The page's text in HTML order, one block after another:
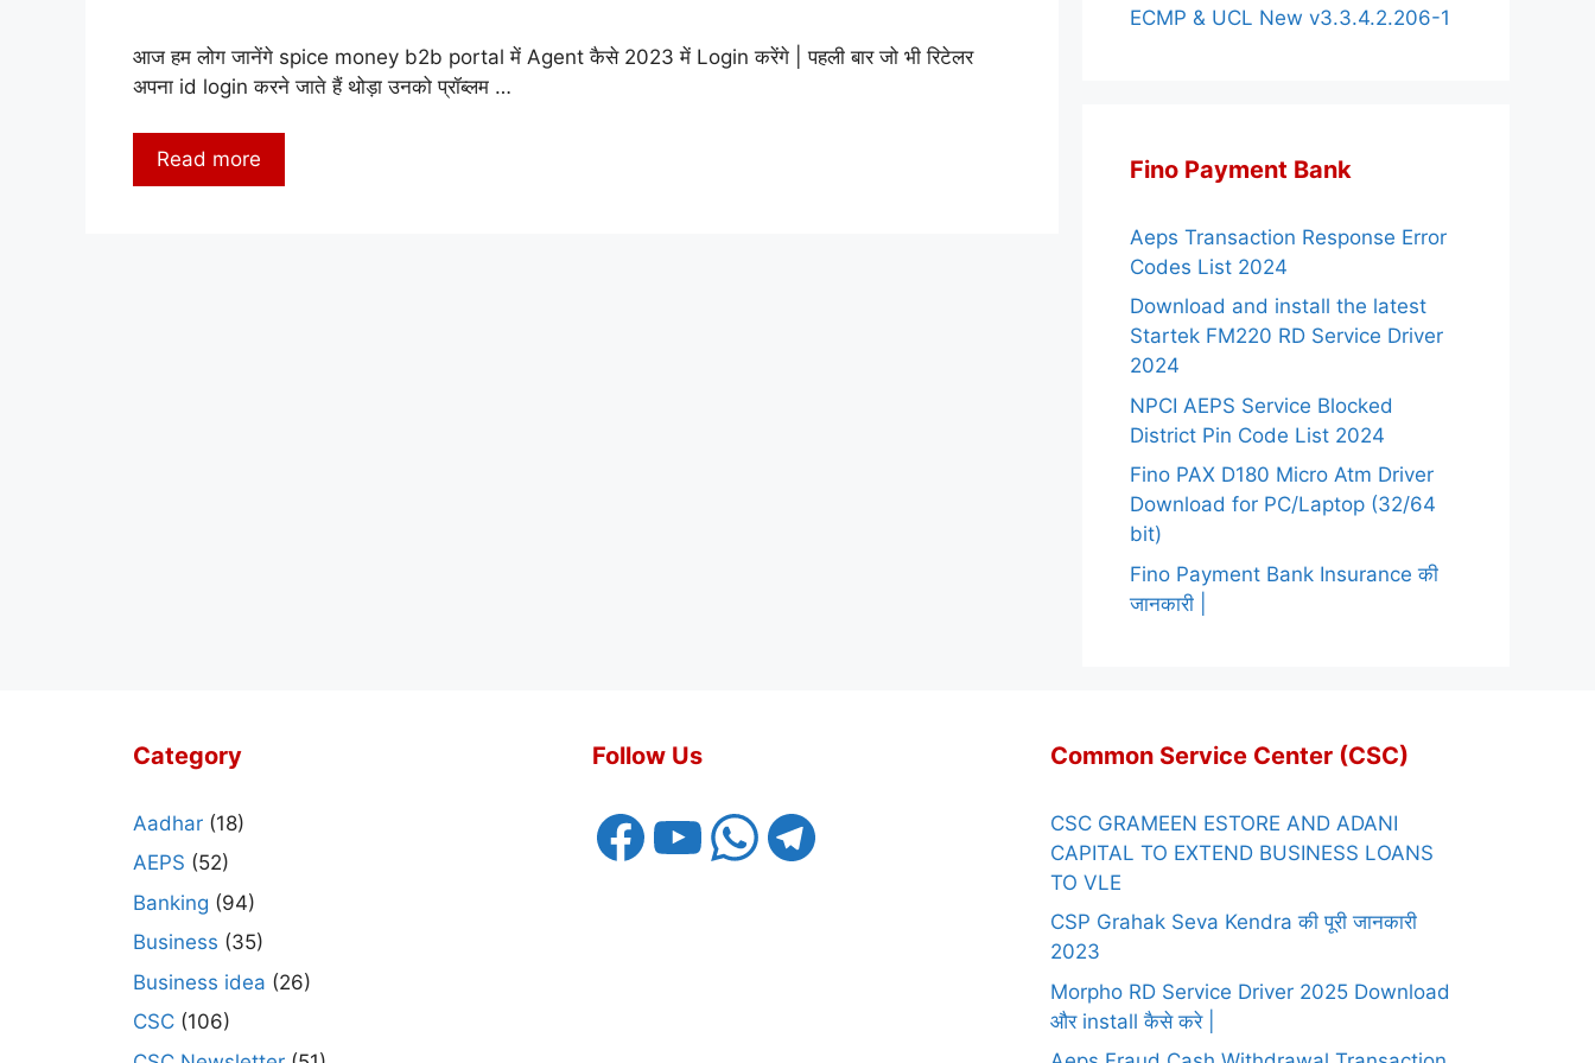
आज हम लोग जानेंगे spice money b2b portal में Agent कैसे 2023 में Login करेंगे | पहली बार जो भी रिटेलर
अपना id login करने जाते हैं थोड़ा उनको प्रॉब्लम …
Read more
ECMP & UCL New v3.3.4.2.206-1
Fino Payment Bank
Aeps Transaction Response Error
Codes List 2024
Download and install the latest
Startek FM220 RD Service Driver
2024
NPCI AEPS Service Blocked
District Pin Code List 2024
Fino PAX D180 Micro Atm Driver
Download for PC/Laptop (32/64
bit)
Fino Payment Bank Insurance की
जानकारी |
Category
Aadhar (18)
AEPS (52)
Banking (94)
Business (35)
Business idea (26)
CSC (106)
Follow Us
FacebookYouTubeWhatsAppTelegram
Common Service Center (CSC)
CSC GRAMEEN ESTORE AND ADANI
CAPITAL TO EXTEND BUSINESS LOANS
TO VLE
CSP Grahak Seva Kendra की पूरी जानकारी
2023
Morpho RD Service Driver 2025 Download
और install कैसे करे |